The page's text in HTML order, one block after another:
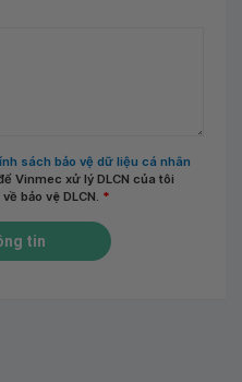
sách bảo vệ dữ liệu cá nhân
Vinmec xử lý DLCN của tôi
bảo vệ DLCN. *
tin